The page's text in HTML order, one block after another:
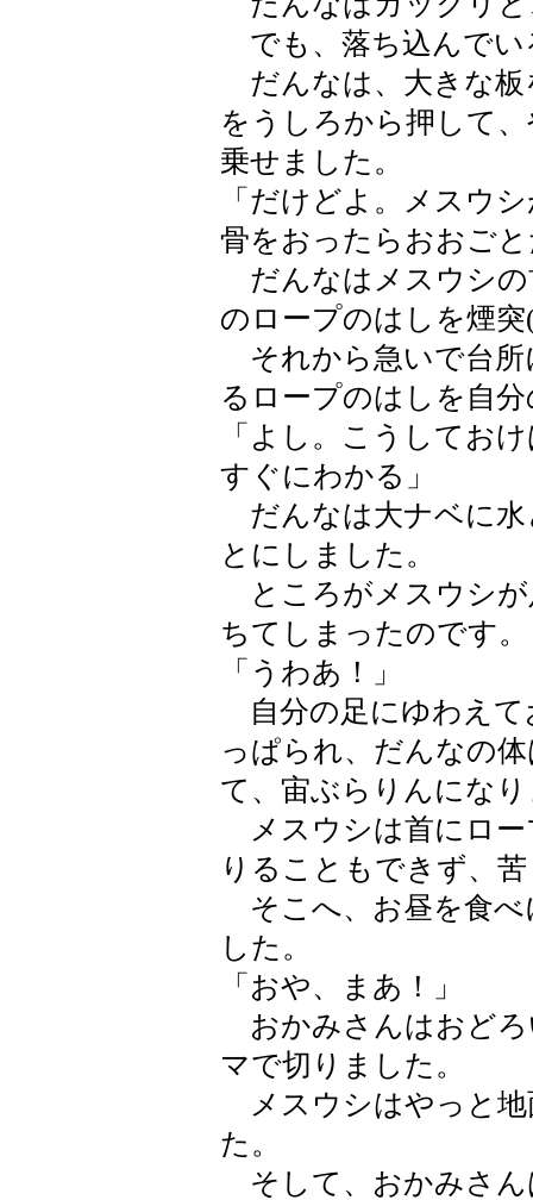
でも、落ち込んでい
だんなは、大きな板
をうしろから押して
乗せました。
「だけどよ。メスウ
骨をおったらおおご
だんなはメスウシの
のロープのはしを煙
それから急いで台所
るロープのはしを自
「よし。こうしてお
すぐにわかる」
だんなは大ナベに水
とにしました。
ところがメスウシが
ちてしまったのです。
「うわあ！」
自分の足にゆわえて
っぱられ、だんなの
て、宙ぶらりんにな
メスウシは首にロー
りることもできず、
そこへ、お昼を食べ
した。
「おや、まあ！」
おかみさんはおどろ
マで切りました。
メスウシはやっと地
た。
そして、おかみさん